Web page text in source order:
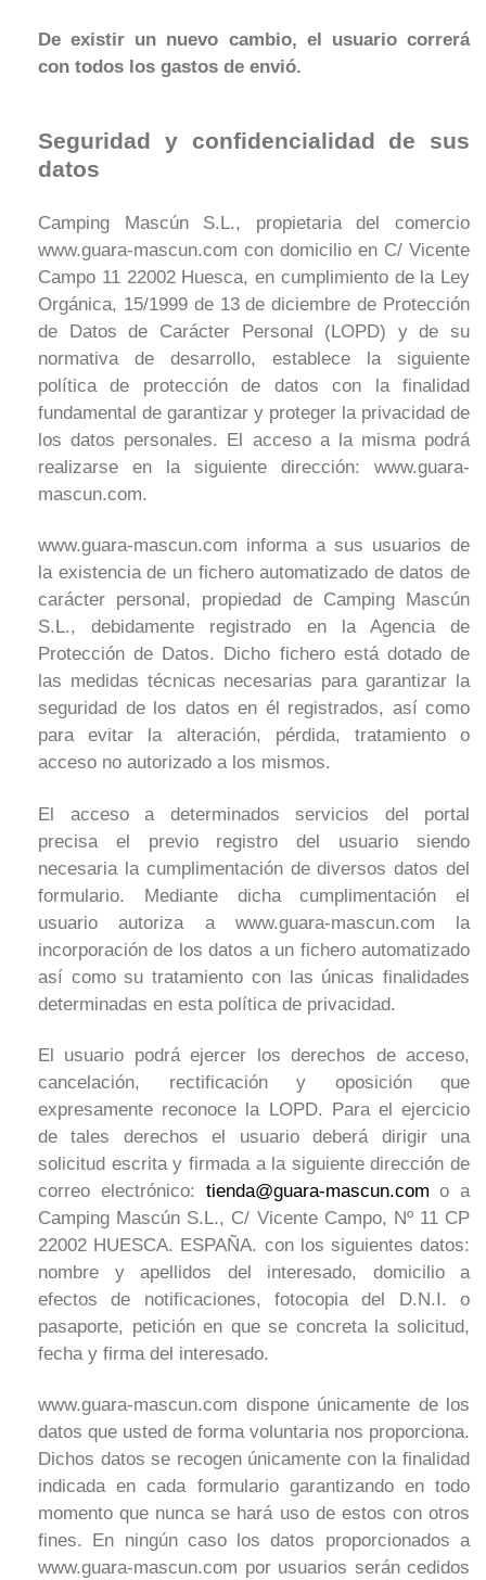
De existir un nuevo cambio, el usuario correrá
con todos los gastos de envió.
Seguridad y confidencialidad de sus
datos
Camping Mascún S.L., propietaria del comercio
www.guara-mascun.com con domicilio en C/ Vicente
Campo 11 22002 Huesca, en cumplimiento de la Ley
Orgánica, 15/1999 de 13 de diciembre de Protección
de Datos de Carácter Personal (LOPD) y de su
normativa de desarrollo, establece la siguiente
política de protección de datos con la finalidad
fundamental de garantizar y proteger la privacidad de
los datos personales. El acceso a la misma podrá
realizarse en la siguiente dirección: www.guara-
mascun.com.
www.guara-mascun.com informa a sus usuarios de
la existencia de un fichero automatizado de datos de
carácter personal, propiedad de Camping Mascún
S.L., debidamente registrado en la Agencia de
Protección de Datos. Dicho fichero está dotado de
las medidas técnicas necesarias para garantizar la
seguridad de los datos en él registrados, así como
para evitar la alteración, pérdida, tratamiento o
acceso no autorizado a los mismos.
El acceso a determinados servicios del portal
precisa el previo registro del usuario siendo
necesaria la cumplimentación de diversos datos del
formulario. Mediante dicha cumplimentación el
usuario autoriza a www.guara-mascun.com la
incorporación de los datos a un fichero automatizado
así como su tratamiento con las únicas finalidades
determinadas en esta política de privacidad.
El usuario podrá ejercer los derechos de acceso,
cancelación, rectificación y oposición que
expresamente reconoce la LOPD. Para el ejercicio
de tales derechos el usuario deberá dirigir una
solicitud escrita y firmada a la siguiente dirección de
correo electrónico: tienda@guara-mascun.com o a
Camping Mascún S.L., C/ Vicente Campo, Nº 11 CP
22002 HUESCA. ESPAÑA. con los siguientes datos:
nombre y apellidos del interesado, domicilio a
efectos de notificaciones, fotocopia del D.N.I. o
pasaporte, petición en que se concreta la solicitud,
fecha y firma del interesado.
www.guara-mascun.com dispone únicamente de los
datos que usted de forma voluntaria nos proporciona.
Dichos datos se recogen únicamente con la finalidad
indicada en cada formulario garantizando en todo
momento que nunca se hará uso de estos con otros
fines. En ningún caso los datos proporcionados a
www.guara-mascun.com por usuarios serán cedidos